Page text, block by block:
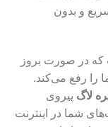
و بدون
که در صورت بروز
رفع می‌کند.
لاگ پیروی
شما در اینترنت